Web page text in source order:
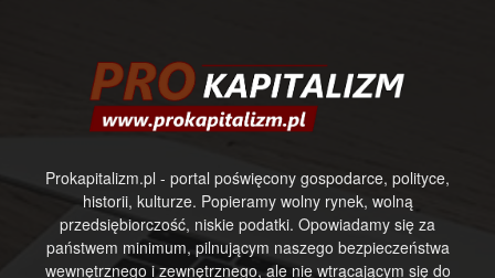
Prokapitalizm.pl - portal poświęcony gospodarce, polityce,
historii, kulturze. Popieramy wolny rynek, wolną
przedsiębiorczość, niskie podatki. Opowiadamy się za
państwem minimum, pilnującym naszego bezpieczeństwa
wewnętrznego i zewnętrznego, ale nie wtrącającym się do